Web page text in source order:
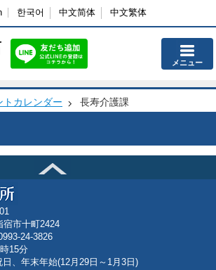
한국어 中文简体 中文繁体
メニュー
トカレンダー 長寿介護課
宿市十町2424
24-3826
15分
、年末年始(12月29日～1月3日)